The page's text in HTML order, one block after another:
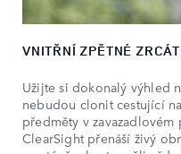
VNITŘNÍ ZPĚTNÉ
Užijte si dokonalý výhled
nebudou clonit cestující
předměty v
ClearSight přenáší živý